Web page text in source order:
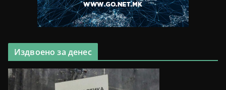
Издвоено за денес